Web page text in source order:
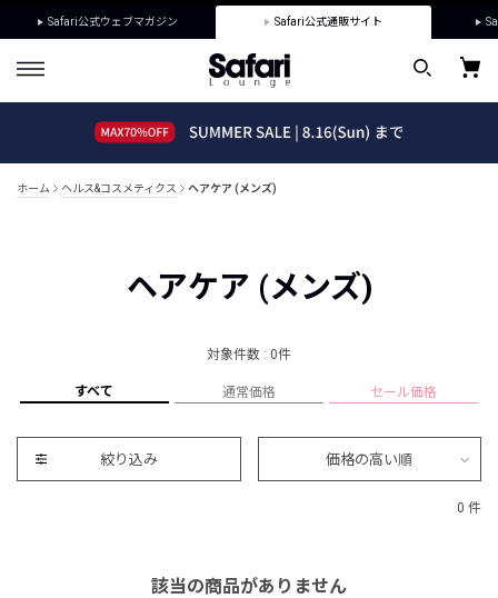
Safari公式ウェブマガジン Safari公式通販サイト
ホーム ヘルス&コスメティクス ヘアケア (メンズ)
ヘアケア (メンズ)
対象件数 : 0件
すべて 通常価格 セール価格
絞り込み 価格の高い順
0 件
該当の商品がありません